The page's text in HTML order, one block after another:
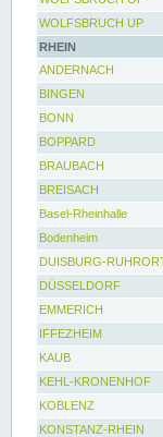
WOLFSBRUCH UP
RHEIN
ANDERNACH
BINGEN
BONN
BOPPARD
BRAUBACH
BREISACH
Basel-Rheinhalle
Bodenheim
DUISBURG-
DÜSSELDORF
EMMERICH
IFFEZHEIM
KAUB
KEHL-KRONENHOF
KOBLENZ
KONSTANZ-RHEIN